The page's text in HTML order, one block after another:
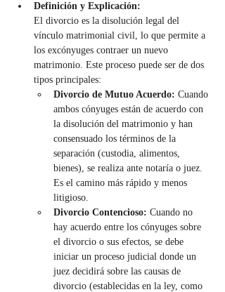
Definición y Explicación:
El divorcio es la disolución legal del
vínculo matrimonial civil, lo que permite a
los excónyuges contraer un nuevo
matrimonio. Este proceso puede ser de dos
tipos principales:
Divorcio de Mutuo Acuerdo: Cuando
ambos cónyuges están de acuerdo con
la disolución del matrimonio y han
consensuado los términos de la
separación (custodia, alimentos,
bienes), se realiza ante notaría o juez.
Es el camino más rápido y menos
litigioso.
Divorcio Contencioso: Cuando no
hay acuerdo entre los cónyuges sobre
el divorcio o sus efectos, se debe
iniciar un proceso judicial donde un
juez decidirá sobre las causas de
divorcio (establecidas en la ley, como